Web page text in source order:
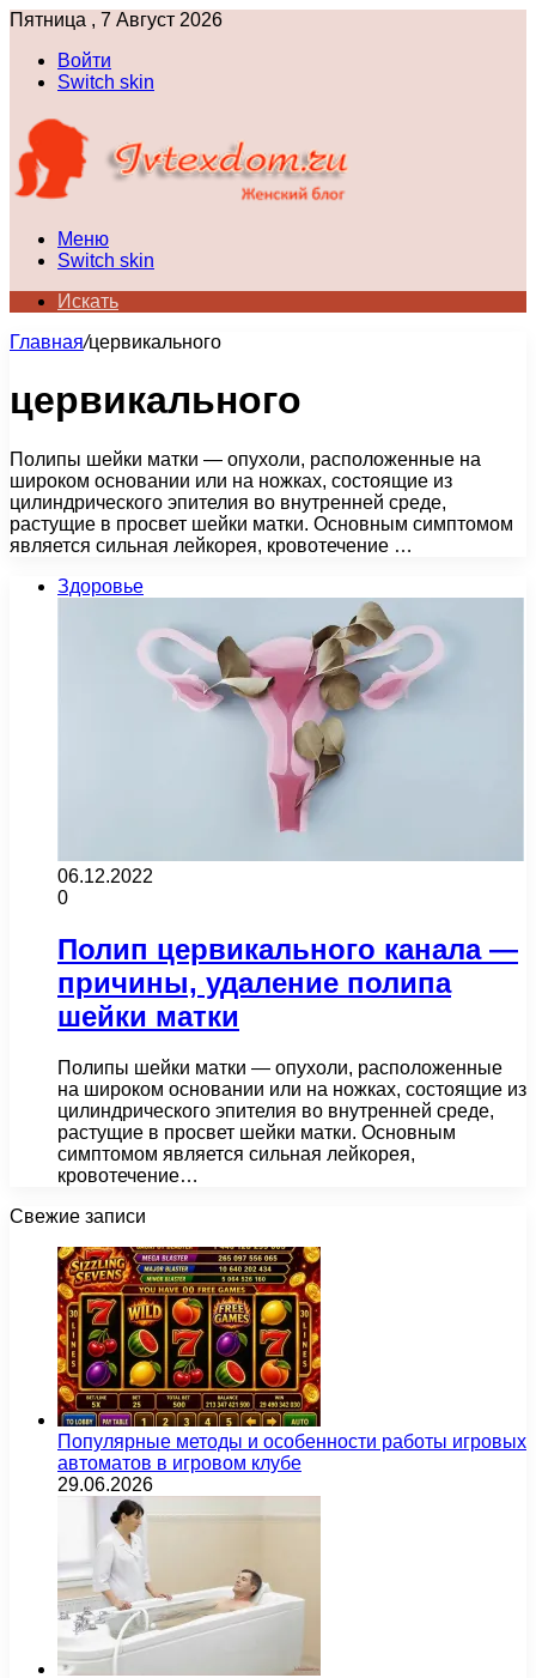
Пятница , 7 Август 2026
Войти
Switch skin
Меню
Switch skin
Искать
Главная/цервикального
цервикального
Полипы шейки матки — опухоли, расположенные на
широком основании или на ножках, состоящие из
цилиндрического эпителия во внутренней среде,
растущие в просвет шейки матки. Основным симптомом
является сильная лейкорея, кровотечение …
Здоровье
06.12.2022
0
Полип цервикального канала —
причины, удаление полипа
шейки матки
Полипы шейки матки — опухоли, расположенные
на широком основании или на ножках, состоящие из
цилиндрического эпителия во внутренней среде,
растущие в просвет шейки матки. Основным
симптомом является сильная лейкорея,
кровотечение…
Свежие записи
Популярные методы и особенности работы игровых
автоматов в игровом клубе
29.06.2026